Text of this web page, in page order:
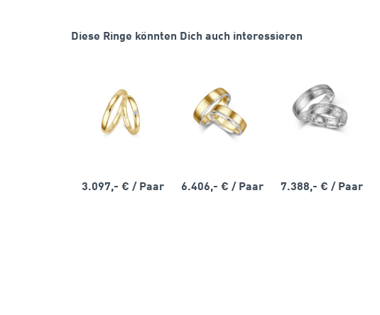
Diese Ringe könnten Dich auch interessieren
3.097,- € / Paar 6.406,- €/ Paar 7.388,- €/ Paar